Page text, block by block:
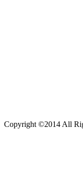
Copyright ©2014 All